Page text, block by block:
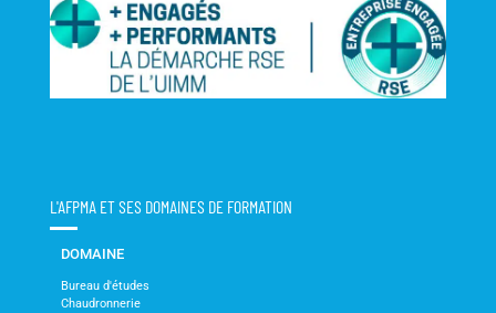
L'AFPMA ET SES DOMAINES DE FORMATION
DOMAINE
Bureau d'études
Chaudronnerie